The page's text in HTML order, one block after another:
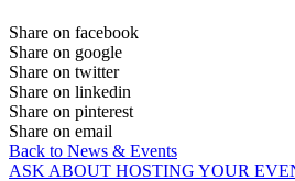
Share on facebook
Share on google
Share on twitter
Share on linkedin
Share on pinterest
Share on email
Back to News & Events
ASK ABOUT HOSTING YOUR